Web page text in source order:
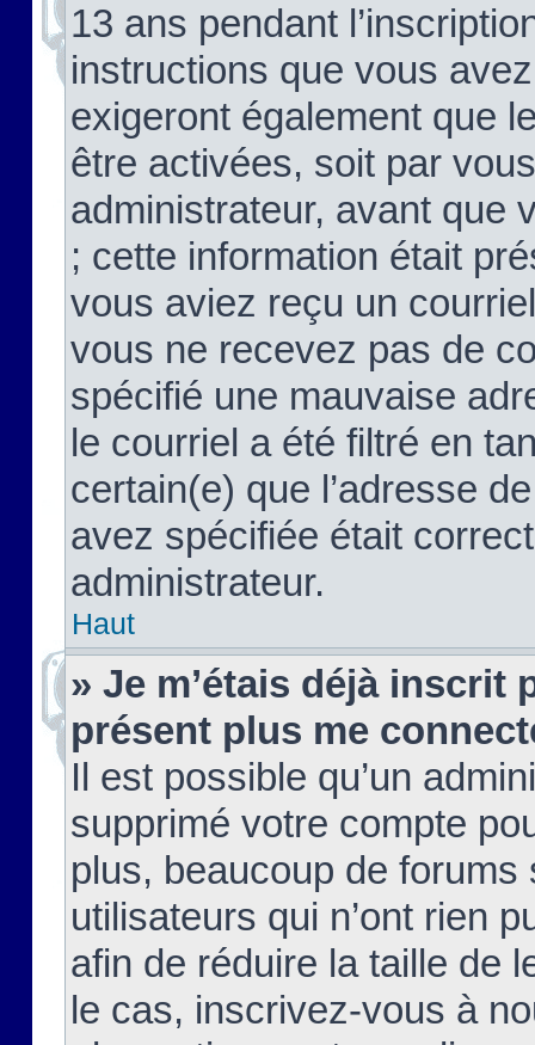
13 ans pendant
instructions que vous
exigeront également que
être activées, soit par
administrateur, avant que
; cette information était
vous aviez reçu un
vous ne recevez pas de
spécifié une mauvaise
le courriel a été filtré en
certain(e) que l’adresse
avez spécifiée était
administrateur.
Haut
» Je m’étais déjà inscrit
présent plus me
Il est possible qu’un
supprimé votre compte
plus, beaucoup de
utilisateurs qui n’ont rien
afin de réduire la taille de
le cas, inscrivez-vous à